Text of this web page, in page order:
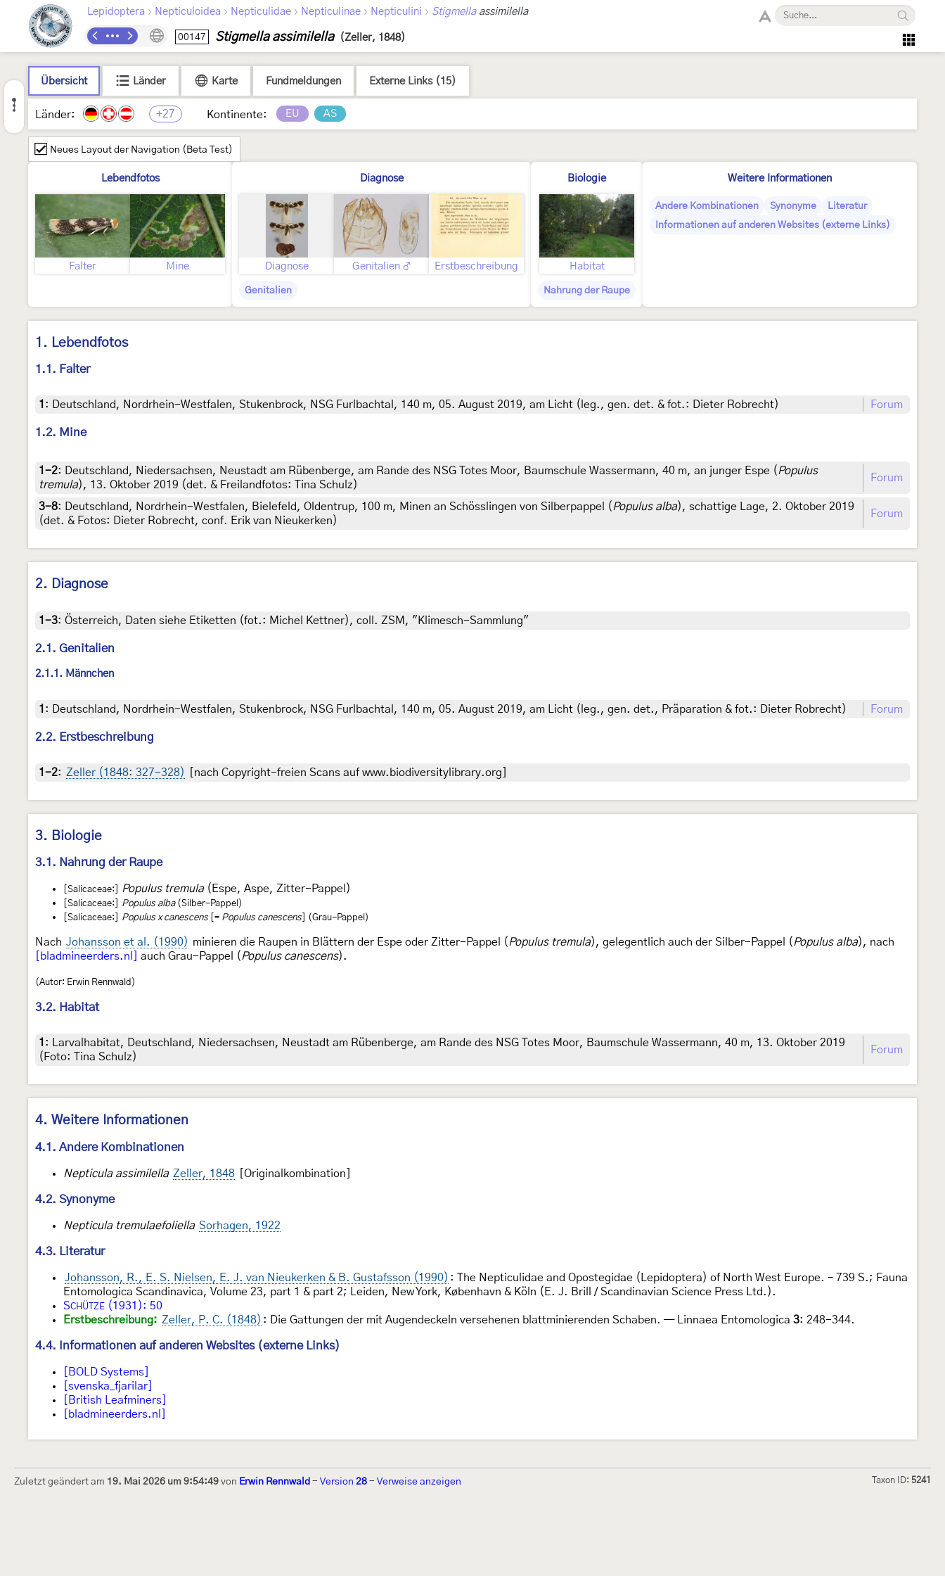
Lepidoptera › Nepticuloidea › Nepticulidae › Nepticulinae › Nepticulini › Stigmellaassimilella
00147 Stigmella assimilella (Zeller, 1848)
Übersicht Länder Karte Fundmeldungen Externe Links (15)
Länder: +27 Kontinente: EU AS
Neues Layout der Navigation (Beta Test)
Lebendfotos
Falter Mine
Diagnose
Diagnose Genitalien ♂ Erstbeschreibung
Genitalien
Biologie
Habitat
Nahrung der Raupe
Weitere Informationen
Andere Kombinationen Synonyme
Literatur
Informationen auf anderen Websites (externe Links)
1. Lebendfotos
1.1. Falter
1 : Deutschland, Nordrhein-Westfalen, Stukenbrock, NSG Furlbachtal, 140 m, 05. August 2019, am Licht (leg., gen. det. & fot.: Dieter Robrecht) Forum
1.2. Mine
1-2: Deutschland, Niedersachsen, Neustadt am Rübenberge, am Rande des NSG Totes Moor, Baumschule Wassermann, 40 m, an junger Espe ( Populus
tremula), 13. Oktober 2019 (det. & Freilandfotos: Tina Schulz)
Forum
3-8: Deutschland, Nordrhein-Westfalen, Bielefeld, Oldentrup, 100 m, Minen an Schösslingen von Silberpappel ( Populus alba), schattige Lage, 2. Oktober 2019
(det. & Fotos: Dieter Robrecht, conf. Erik van Nieukerken)
Forum
2. Diagnose
1-3: Österreich, Daten siehe Etiketten (fot.: Michel Kettner), coll. ZSM, "Klimesch-Sammlung"
2.1. Genitalien
2.1.1. Männchen
1 : Deutschland, Nordrhein-Westfalen, Stukenbrock, NSG Furlbachtal, 140 m, 05. August 2019, am Licht (leg., gen. det., Präparation & fot.: Dieter Robrecht) Forum
2.2. Erstbeschreibung
1-2: Zeller (1848: 327-328) [nach Copyright-freien Scans auf www.biodiversitylibrary.org]
3. Biologie
3.1. Nahrung der Raupe
[Salicaceae:] Populus tremula(Espe, Aspe, Zitter-Pappel)
[Salicaceae:] Populus alba(Silber-Pappel)
[Salicaceae:]
Populus x canescens[= Populus canescens] (Grau-Pappel)
Nach Johansson et al. (1990) minieren die Raupen in Blättern der Espe oder Zitter-Pappel (Populus tremula), gelegentlich auch der Silber-Pappel (Populus alba), nach
[bladmineerders.nl]
auch Grau-Pappel (Populus canescens).
(Autor: Erwin Rennwald)
3.2. Habitat
1 : Larvalhabitat, Deutschland, Niedersachsen, Neustadt am Rübenberge, am Rande des NSG Totes Moor, Baumschule Wassermann, 40 m, 13. Oktober 2019
(Foto: Tina Schulz)
Forum
4. Weitere Informationen
4.1. Andere Kombinationen
Nepticula assimilella Zeller, 1848 [Originalkombination]
4.2. Synonyme
Nepticula tremulaefoliella Sorhagen, 1922
4.3. Literatur
Johansson, R., E. S. Nielsen, E. J. van Nieukerken & B. Gustafsson (1990) : The Nepticulidae and Opostegidae (Lepidoptera) of North West Europe. – 739 S.; Fauna
Entomologica Scandinavica, Volume 23, part 1 & part 2; Leiden, New York, København & Köln (E. J. Brill / Scandinavian Science Press Ltd.).
SCHÜTZE (1931): 50
Erstbeschreibung: Zeller, P. C. (1848) : Die Gattungen der mit Augendeckeln versehenen blattminierenden Schaben. — Linnaea Entomologica 3: 248-344.
4.4. Informationen auf anderen Websites (externe Links)
[BOLD Systems]
[svenska_fjarilar]
[British Leafminers]
[bladmineerders.nl]
Zuletzt geändert am 19. Mai 2026 um 9:54:49 von Erwin Rennwald - Version 28 - Verweise anzeigen Taxon ID: 5241